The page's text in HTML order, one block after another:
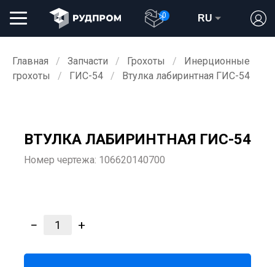
0 RU
Главная Запчасти Грохоты
Инерционные
грохоты
ГИС-54 Втулка лабиринтная ГИС-54
ВТУЛКА ЛАБИРИНТНАЯ ГИС-54
Номер чертежа: 106620140700
− 1 +